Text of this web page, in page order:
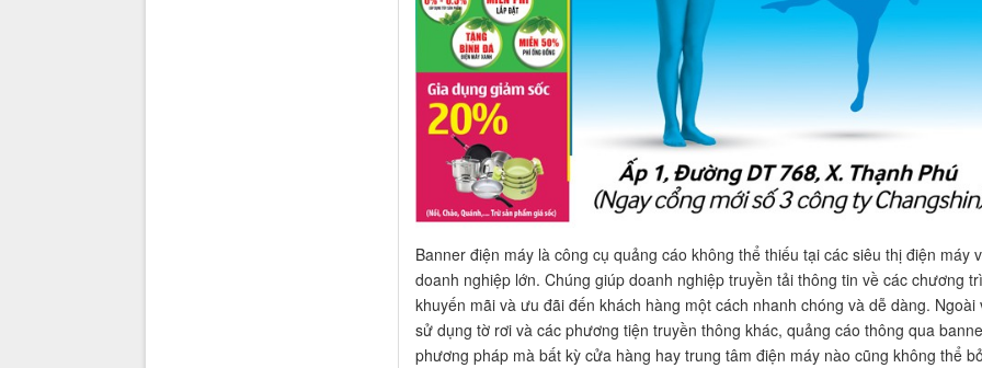
Banner điện máy là công cụ quảng cáo không thể thiếu tại các siêu thị điện máy
doanh nghiệp lớn. Chúng giúp doanh nghiệp truyền tải thông tin về các chương
khuyến mãi và ưu đãi đến khách hàng một cách nhanh chóng và dễ dàng. Ngoài
sử dụng tờ rơi và các phương tiện truyền thông khác, quảng cáo thông qua
phương pháp mà bất kỳ cửa hàng hay trung tâm điện máy nào cũng không thể bỏ